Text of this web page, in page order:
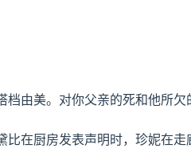
由美。对你父亲的死和他所欠
在厨房发表声明时，珍妮在走